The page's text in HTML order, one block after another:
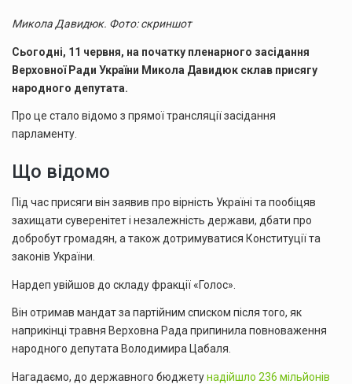
Микола Давидюк. Фото: скриншот
Сьогодні, 11 червня, на початку пленарного засідання
Верховної Ради України Микола Давидюк склав присягу
народного депутата.
Про це стало відомо з прямої трансляції засідання
парламенту.
Що відомо
Під час присяги він заявив про вірність Україні та пообіцяв
захищати суверенітет і незалежність держави, дбати про
добробут громадян, а також дотримуватися Конституції та
законів України.
Нардеп увійшов до складу фракції «Голос».
Він отримав мандат за партійним списком після того, як
наприкінці травня Верховна Рада припинила повноваження
народного депутата Володимира Цабаля.
Нагадаємо, до державного бюджетунадійшло 236 мільйонів